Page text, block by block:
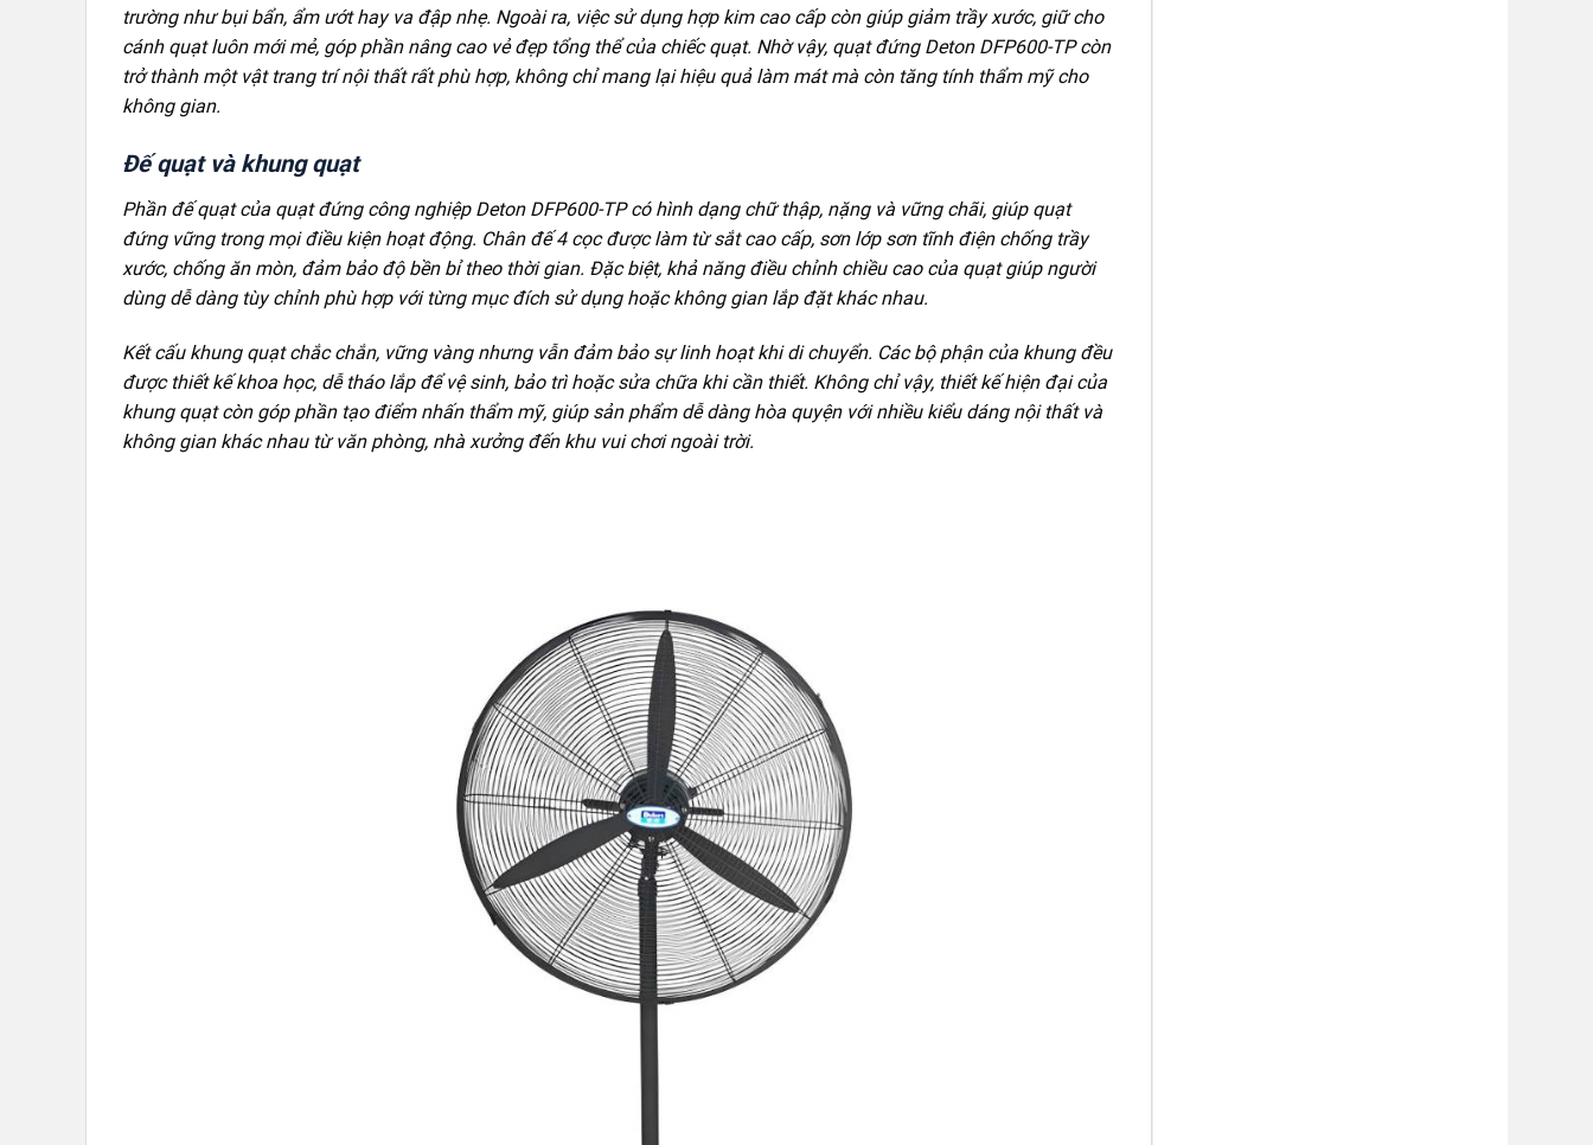
trường như bụi bẩn, ẩm ướt hay va đập nhẹ. Ngoài ra, việc sử dụng hợp kim cao cấp còn giúp giảm trầy xước, giữ cho
cánh quạt luôn mới mẻ, góp phần nâng cao vẻ đẹp tổng thể của chiếc quạt. Nhờ vậy, quạt đứng Deton DFP600-TP còn
trở thành một vật trang trí nội thất rất phù hợp, không chỉ mang lại hiệu quả làm mát mà còn tăng tính thẩm mỹ cho
không gian.
Đế quạt và khung quạt
Phần đế quạt của quạt đứng công nghiệp Deton DFP600-TP có hình dạng chữ thập, nặng và vững chãi, giúp quạt
đứng vững trong mọi điều kiện hoạt động. Chân đế 4 cọc được làm từ sắt cao cấp, sơn lớp sơn tĩnh điện chống trầy
xước, chống ăn mòn, đảm bảo độ bền bỉ theo thời gian. Đặc biệt, khả năng điều chỉnh chiều cao của quạt giúp người
dùng dễ dàng tùy chỉnh phù hợp với từng mục đích sử dụng hoặc không gian lắp đặt khác nhau.
Kết cấu khung quạt chắc chắn, vững vàng nhưng vẫn đảm bảo sự linh hoạt khi di chuyển. Các bộ phận của khung đều
được thiết kế khoa học, dễ tháo lắp để vệ sinh, bảo trì hoặc sửa chữa khi cần thiết. Không chỉ vậy, thiết kế hiện đại của
khung quạt còn góp phần tạo điểm nhấn thẩm mỹ, giúp sản phẩm dễ dàng hòa quyện với nhiều kiểu dáng nội thất và
không gian khác nhau từ văn phòng, nhà xưởng đến khu vui chơi ngoài trời.